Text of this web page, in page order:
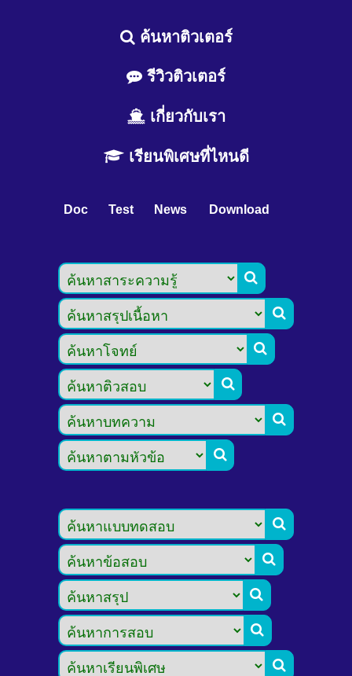
ค้นหาติวเตอร์
รีวิวติวเตอร์
เกี่ยวกับเรา
เรียนพิเศษที่ไหนดี
Doc Test News Download










